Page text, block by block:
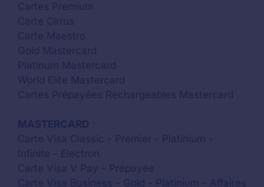
Cartes Premium
Carte Cirrus
Carte Maestro
Gold Mastercard
Platinum Mastercard
World Elite Mastercard
Cartes Prépayées Rechargeables Mastercard
MASTERCARD :
Carte Visa Classic - Premier - Platinium -
Infinite - Electron
Carte Visa V Pay - Prépayée
Carte Visa Business - Gold - Platinium - Affaires